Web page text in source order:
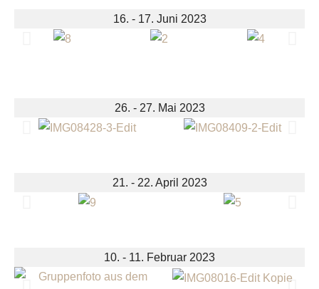
16. - 17. Juni 2023
26. - 27. Mai 2023
21. - 22. April 2023
10. - 11. Februar 2023